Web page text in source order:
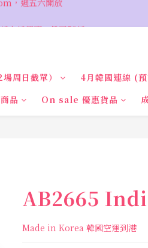
周日截單） 4月韓國連線 (預
品 On sale 優惠貨品
AB2665
Made in Korea 韓國空運到港